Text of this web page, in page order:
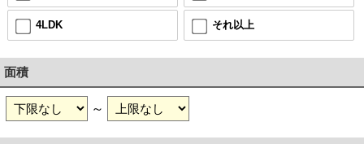
4LDK それ以上
面積
～